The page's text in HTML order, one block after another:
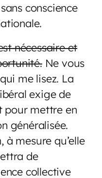
conscience
nécessaire et
Ne vous
me lisez. La
exige de
pour mettre en
généralisée.
à mesure qu’elle
de
collective